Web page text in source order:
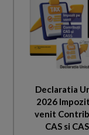
Declaratia
2026
venit
CAS si